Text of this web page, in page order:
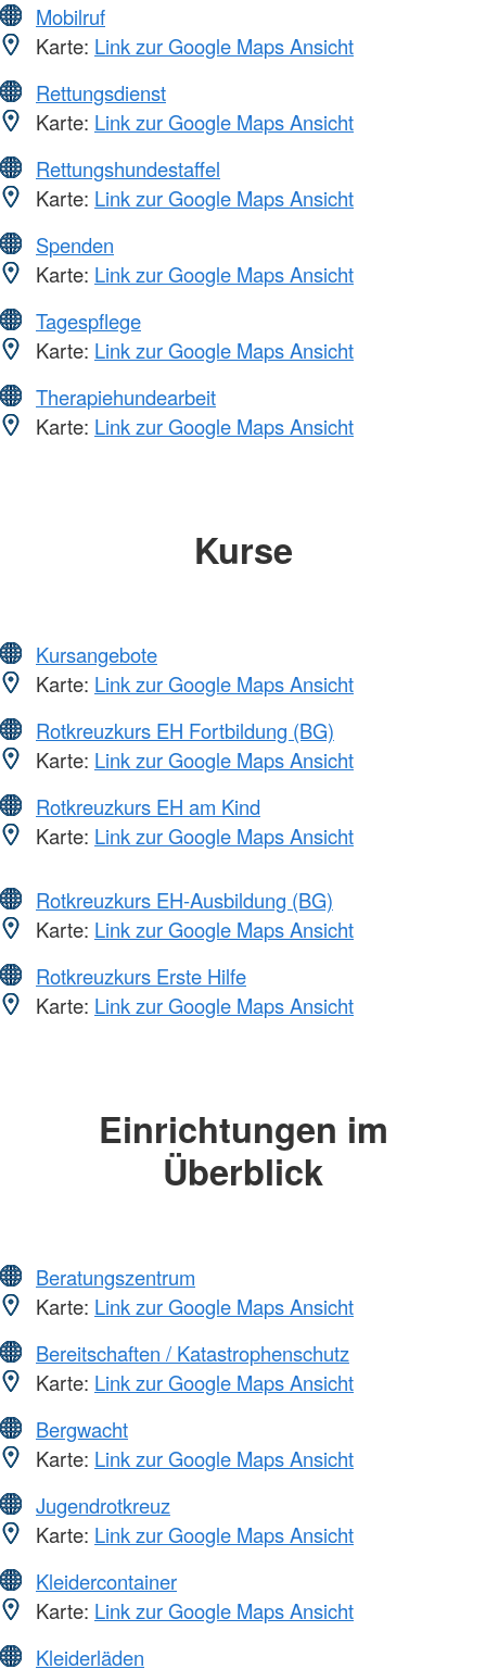
Mobilruf
Karte: Link zur Google Maps Ansicht
Rettungsdienst
Karte: Link zur Google Maps Ansicht
Rettungshundestaffel
Karte: Link zur Google Maps Ansicht
Spenden
Karte: Link zur Google Maps Ansicht
Tagespflege
Karte: Link zur Google Maps Ansicht
Therapiehundearbeit
Karte: Link zur Google Maps Ansicht
Kurse
Kursangebote
Karte: Link zur Google Maps Ansicht
Rotkreuzkurs EH Fortbildung (BG)
Karte: Link zur Google Maps Ansicht
Rotkreuzkurs EH am Kind
Karte: Link zur Google Maps Ansicht
Rotkreuzkurs EH-Ausbildung (BG)
Karte: Link zur Google Maps Ansicht
Rotkreuzkurs Erste Hilfe
Karte: Link zur Google Maps Ansicht
Einrichtungen im
Überblick
Beratungszentrum
Karte: Link zur Google Maps Ansicht
Bereitschaften / Katastrophenschutz
Karte: Link zur Google Maps Ansicht
Bergwacht
Karte: Link zur Google Maps Ansicht
Jugendrotkreuz
Karte: Link zur Google Maps Ansicht
Kleidercontainer
Karte: Link zur Google Maps Ansicht
Kleiderläden